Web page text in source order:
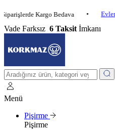
Kargo Bedava • Evlendiren
Vade Farksız 6 Taksit İmkanı
Menü
Pişirme
Pişirme